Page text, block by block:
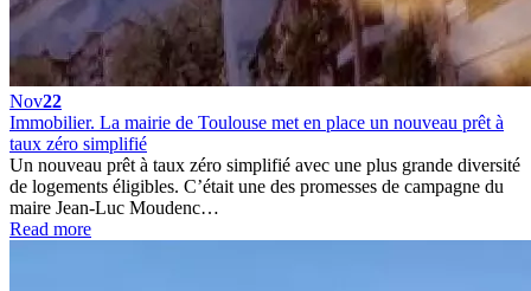
Nov22
Immobilier. La mairie de Toulouse met en place un nouveau prêt à
taux zéro simplifié
Un nouveau prêt à taux zéro simplifié avec une plus grande diversité
de logements éligibles. C’était une des promesses de campagne du
maire Jean-Luc Moudenc…
Read more